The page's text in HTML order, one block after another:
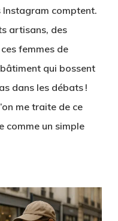
comptent.
artisans, des
femmes de
qui bossent
dans les débats !
me traite de ce
comme un simple